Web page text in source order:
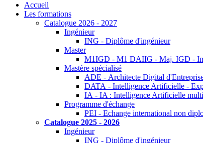
Accueil
Les formations
Catalogue 2026 - 2027
Ingénieur
ING - Diplôme d'ingénieur
Master
M1IGD - M1 DAIIG - Maj. IGD -
Mastère spécialisé
ADE - Architecte Digital
DATA - Intelligence Artificielle -
IA - IA : Intelligence Artificielle
Programme d'échange
PEI - Echange international non
Catalogue 2025 - 2026
Ingénieur
ING - Diplôme d'ingénieur